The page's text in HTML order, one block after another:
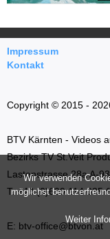
Wir verwenden
möglichst
Weiter
Impressum
Kontakt
Copyright © 2015 -
BTV Kärnten - Videos
Bezirks TV St.Veit
Lastenstrasse 28a A-
T: +43 (0)699 114 035
E: btv-office@btvon.at